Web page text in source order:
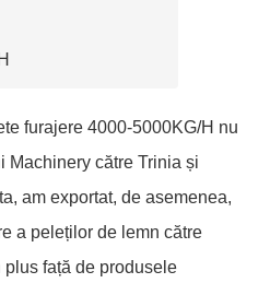
furajere 4000-5000KG/H nu
Machinery către Trinia și
am exportat, de asemenea,
a peleților de lemn către
față de produsele